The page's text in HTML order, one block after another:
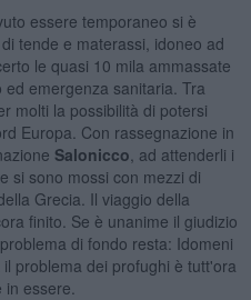
essere temporaneo si è
tende e materassi, idoneo ad
le quasi 10 mila ammassate
emergenza sanitaria. Tra
molti la possibilità di potersi
Europa. Con rassegnazione in
Salonicco , ad attenderli i
si sono mossi con mezzi di
Grecia. Il viaggio della
finito. Se è unanime il giudizio
di fondo resta: Idomeni
problema dei profughi è tutt'ora
essere.